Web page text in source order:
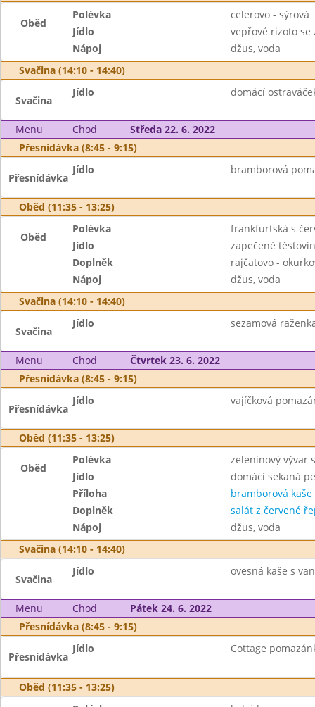
Oběd
Polévka
celerovo - sýrová
Jídlo
vepřové rizoto
Nápoj
džus, voda
Svačina (14:10 - 14:40)
Svačina
Jídlo domácí
Menu Chod
Středa 22. 6. 2022
Přesnídávka (8:45 - 9:15)
Přesnídávka
Jídlo bramborová
Oběd (11:35 - 13:25)
Oběd
Polévka
frankfurtská s
Jídlo
zapečené
Doplněk
rajčatovo -
Nápoj
džus, voda
Svačina (14:10 - 14:40)
Svačina
Jídlo sezamová
Menu Chod
Čtvrtek 23. 6. 2022
Přesnídávka (8:45 - 9:15)
Přesnídávka
Jídlo vajíčková
Oběd (11:35 - 13:25)
Oběd
Polévka
zeleninový vývar
Jídlo
domácí sekaná
Příloha
bramborová kaše
Doplněk
salát z červené
Nápoj
džus, voda
Svačina (14:10 - 14:40)
Svačina
Jídlo ovesná kaše s
Menu Chod
Pátek 24. 6. 2022
Přesnídávka (8:45 - 9:15)
Přesnídávka
Jídlo Cottage
Oběd (11:35 - 13:25)